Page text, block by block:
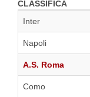
CLASSIFICA
Inter
Napoli
A.S. Roma
Como